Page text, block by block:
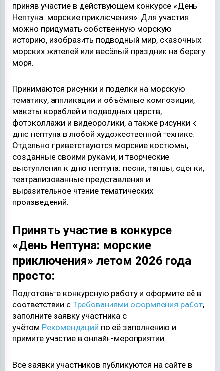
приняв участие в действующем конкурсе «День
Нептуна: морские приключения». Для участия
можно придумать собственную морскую
историю, изобразить подводный мир, сказочных
морских жителей или весёлый праздник на берегу
моря.
Принимаются рисунки и поделки на морскую
тематику, аппликации и объёмные композиции,
макеты кораблей и подводных царств,
фотоколлажи и видеоролики, а также рисунки к
дню нептуна в любой художественной технике.
Отдельно приветствуются морские костюмы,
созданные своими руками, и творческие
выступления к дню нептуна: песни, танцы, сценки,
театрализованные представления и
выразительное чтение тематических
произведений.
Принять участие в конкурсе
«День Нептуна: морские
приключения» летом 2026 года
просто:
Подготовьте конкурсную работу и оформите её в
соответствии с Требованиями оформления работ,
заполните заявку участника с
учётом Рекомендаций по её заполнению и
примите участие в онлайн-мероприятии.
Все заявки участников публикуются на сайте в